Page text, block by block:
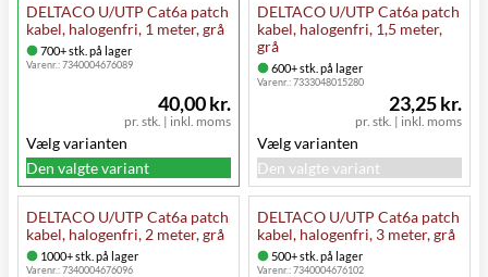
DELTACO U/UTP Cat6a patch
kabel, halogenfri, 1 meter, grå
700+ stk. på lager
Varenr.:7340004676089
pr. stk. | inkl. moms
40,00 kr.
Vælg varianten
Den valgte variant
DELTACO U/UTP Cat6a patch
kabel, halogenfri, 1,5 meter,
grå
600+ stk. på lager
Varenr.:7333048015280
pr. stk. | inkl. moms
23,25 kr.
Vælg varianten
Den valgte variant
DELTACO U/UTP Cat6a patch
kabel, halogenfri, 2 meter, grå
1000+ stk. på lager
Varenr.:7340004676096
DELTACO U/UTP Cat6a patch
kabel, halogenfri, 3 meter, grå
500+ stk. på lager
Varenr.:7340004676102